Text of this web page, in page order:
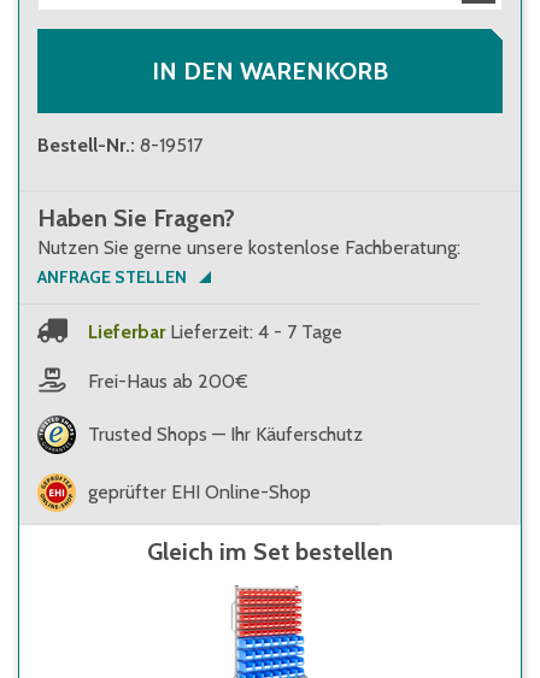
IN DEN WARENKORB
Bestell-Nr.: 8-19517
Haben Sie Fragen?
Nutzen Sie gerne unsere kostenlose Fachberatung:
ANFRAGE STELLEN
Lieferbar Lieferzeit: 4 - 7 Tage
Frei-Haus ab 200€
Trusted Shops — Ihr Käuferschutz
geprüfter EHI Online-Shop
Gleich im Set bestellen